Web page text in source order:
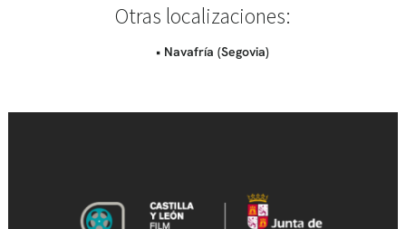
Otras localizaciones:
• Navafría (Segovia)